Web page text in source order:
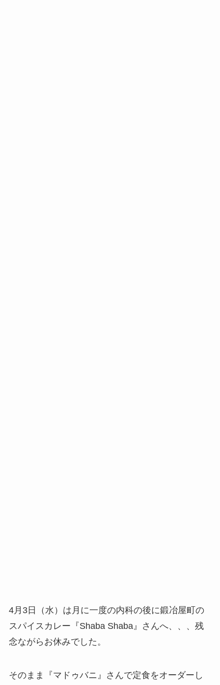
4月3日（水）は月に一度の内科の後に鍛冶屋町の
スパイスカレー『Shaba Shaba』さんへ、、、残
念ながらお休みでした。
そのまま『マドゥバニ』さんで定食をオーダーし